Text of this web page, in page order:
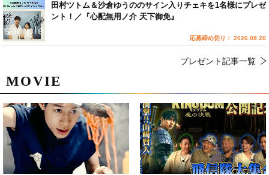
MOVIE
田村ツトム＆沙倉ゆうののサイン入りチェキを1名様にプレゼ
ント！／『心配無用ノ介 天下御免』
応募締め切り： 2026.08.20
プレゼント記事一覧